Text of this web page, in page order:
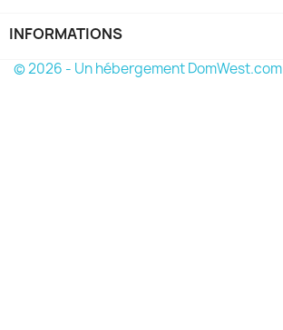
INFORMATIONS
© 2026 - Un hébergement DomWest.com